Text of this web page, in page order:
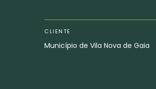
CLIENTE
Município de Vila Nova de Gaia